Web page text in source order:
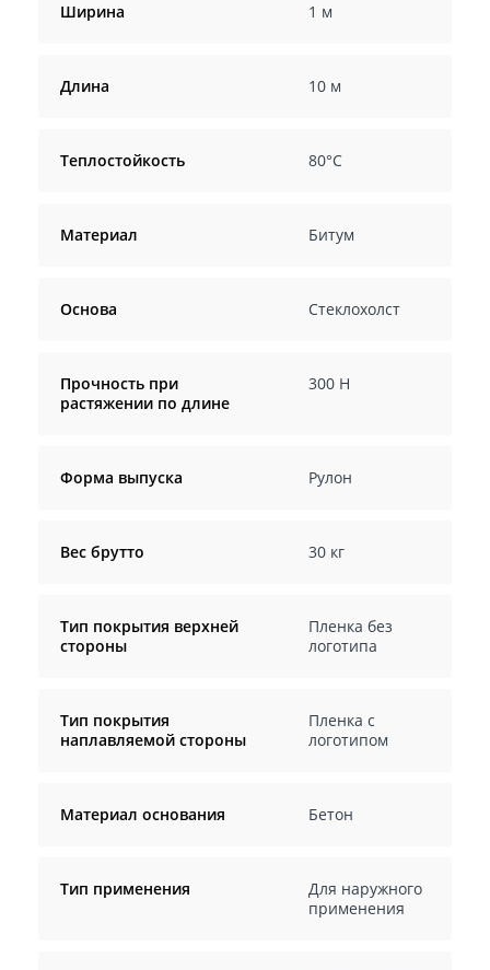
Ширина 1 м
Длина 10 м
Теплостойкость 80°C
Материал Битум
Основа Стеклохолст
Прочность при
растяжении по длине
300 Н
Форма выпуска Рулон
Вес брутто 30 кг
Тип покрытия верхней
стороны
Пленка без
логотипа
Тип покрытия
наплавляемой стороны
Пленка с
логотипом
Материал основания Бетон
Тип применения
Для наружного
применения